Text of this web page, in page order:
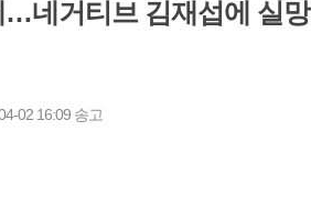
…네거티브 김재섭에 실망
02 16:09 송고